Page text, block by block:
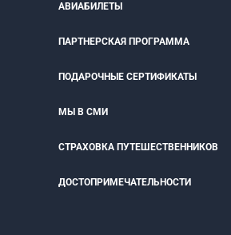
АВИАБИЛЕТЫ
ПАРТНЕРСКАЯ ПРОГРАММА
ПОДАРОЧНЫЕ СЕРТИФИКАТЫ
МЫ В СМИ
СТРАХОВКА ПУТЕШЕСТВЕННИКОВ
ДОСТОПРИМЕЧАТЕЛЬНОСТИ